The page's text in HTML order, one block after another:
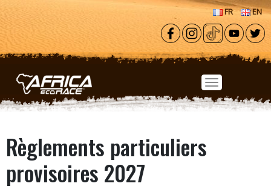
Aller au contenu principal
FR EN
Règlements particuliers
provisoires 2027